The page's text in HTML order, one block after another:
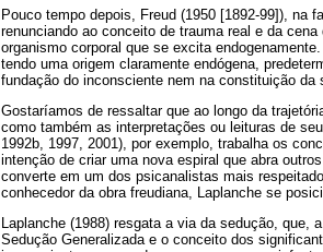
Pouco tempo depois, Freud (1950 [1892-99]), na
renunciando ao conceito de trauma real e da
organismo corporal que se excita
tendo uma origem claramente endógena,
fundação do inconsciente nem na constituição da
Gostaríamos de ressaltar que ao longo da
como também as interpretações ou leituras de
1992b, 1997, 2001), por exemplo, trabalha os
intenção de criar uma nova espiral que abra
converte em um dos psicanalistas mais
conhecedor da obra freudiana, Laplanche se
Laplanche (1988) resgata a via da sedução, que,
Sedução Generalizada e o conceito dos